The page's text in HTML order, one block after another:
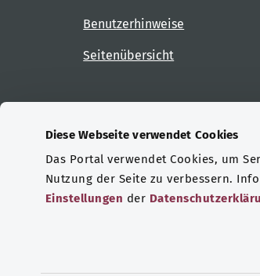
Diese Webseite verwendet Cookies
Das Portal verwendet Cookies, um
Nutzung der Seite zu verbessern.
Einstellungen der
Benutzerhinweise
Seitenübersicht
Zertifizierungen